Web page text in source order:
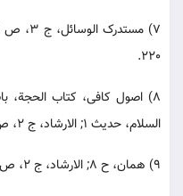
220.
8) اصول کافی، کتاب الحجة،
السلام، حدیث 1; الارشاد، ج 2، ص 321.
9) همان، ح 8; الارشاد، ج 2، ص 330.